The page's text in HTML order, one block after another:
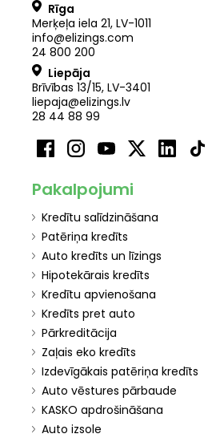
Rīga
Merķeļa iela 21, LV-1011
info@elizings.com
24 800 200
Liepāja
Brīvības 13/15, LV-3401
liepaja@elizings.lv
28 44 88 99
Pakalpojumi
Kredītu salīdzināšana
Patēriņa kredīts
Auto kredīts un līzings
Hipotekārais kredīts
Kredītu apvienošana
Kredīts pret auto
Pārkreditācija
Zaļais eko kredīts
Izdevīgākais patēriņa kredīts
Auto vēstures pārbaude
KASKO apdrošināšana
Auto izsole